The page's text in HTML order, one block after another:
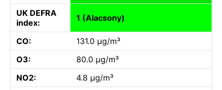
UK DEFRA
index:
1 (Alacsony)
CO:
131.0 µg/m³
O3:
80.0 µg/m³
NO2:
4.8 µg/m³